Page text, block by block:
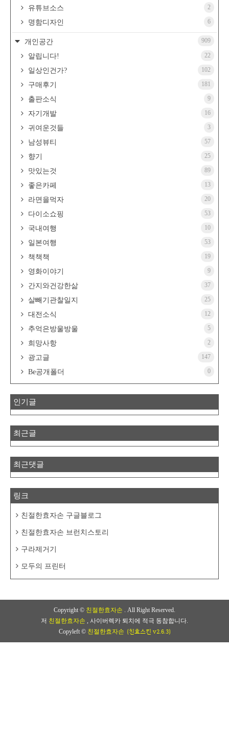
유튜브소스 2
명함디자인 6
개인공간 909
알립니다! 22
일상인건가? 102
구매후기 181
출판소식 9
자기개발 16
귀여운것들 3
남성뷰티 57
향기 25
맛있는것 89
좋은카페 13
라면을먹자 20
다이소쇼핑 53
국내여행 10
일본여행 53
책책책 19
영화이야기 9
간지와건강한삶 37
살빼기관찰일지 25
대전소식 12
추억은방울방울 5
희망사항 2
광고글 147
Be공개폴더 0
인기글
최근글
최근댓글
링크
친절한효자손 구글블로그
친절한효자손 브런치스토리
구라제거기
모두의 프린터
Copyright © 친절한효자손 . All Right Reserved.
저 친절한효자손 , 사이버렉카 퇴치에 적극 동참합니다.
Copyleft © 친절한효자손 (친효스킨 v2.6.3)